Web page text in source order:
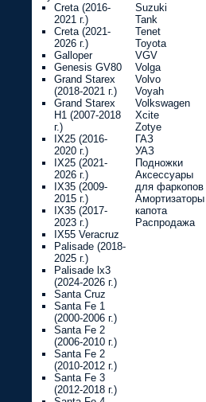
Creta (2016-
2021 г.)
Creta (2021-
2026 г.)
Galloper
Genesis GV80
Grand Starex
(2018-2021 г.)
Grand Starex
H1 (2007-2018
г.)
IX25 (2016-
2020 г.)
IX25 (2021-
2026 г.)
IX35 (2009-
2015 г.)
IX35 (2017-
2023 г.)
IX55 Veracruz
Palisade (2018-
2025 г.)
Palisade lx3
(2024-2026 г.)
Santa Cruz
Santa Fe 1
(2000-2006 г.)
Santa Fe 2
(2006-2010 г.)
Santa Fe 2
(2010-2012 г.)
Santa Fe 3
(2012-2018 г.)
Suzuki
Tank
Tenet
Toyota
VGV
Volga
Volvo
Voyah
Volkswagen
Xcite
Zotye
ГАЗ
УАЗ
Подножки
Аксессуары
для фаркопов
Амортизаторы
капота
Распродажа